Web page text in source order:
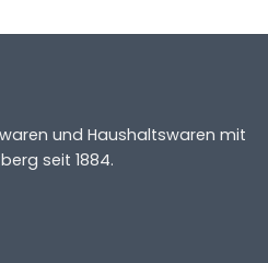
und Haushaltswaren mit
seit 1884.